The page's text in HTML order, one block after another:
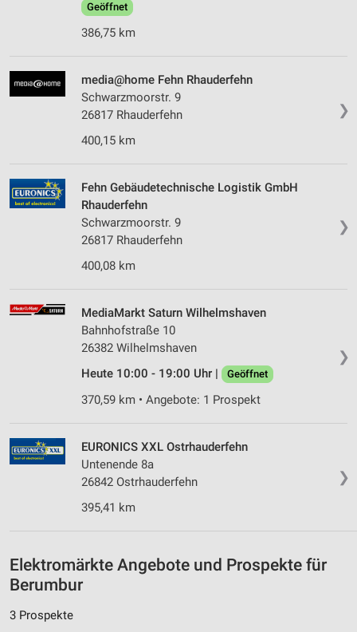
Geöffnet
386,75 km
❯
media@home Fehn Rhauderfehn
Schwarzmoorstr. 9
26817 Rhauderfehn
400,15 km
❯
Fehn Gebäudetechnische Logistik GmbH
Rhauderfehn
Schwarzmoorstr. 9
26817 Rhauderfehn
400,08 km
❯
MediaMarkt Saturn Wilhelmshaven
Bahnhofstraße 10
26382 Wilhelmshaven
Heute 10:00 - 19:00 Uhr |
Geöffnet
370,59 km • Angebote: 1 Prospekt
❯
EURONICS XXL Ostrhauderfehn
Untenende 8a
26842 Ostrhauderfehn
395,41 km
Elektromärkte Angebote und Prospekte für
Berumbur
3 Prospekte
Speichern von oder Zugriff auf Informationen
auf einem Endgerät
Werbeanzeigen
Erstellung von Profilen für personalisierte
Erstellung von Profilen zur Personalisierung
von Inhalten
Verwendung von Profilen zur Auswahl
personalisierter Inhalte
Messung der Performance von Inhalten
Analyse von Zielgruppen durch Statistiken oder
Kombinationen von Daten aus verschiedenen
Verwendung reduzierter Daten zur Auswahl von
Inhalten
IAB-Besonderheiten:
Verwendung genauer Standortdaten
Informationen identifizieren
Nicht-IAB-Verarbeitungszwecke:
Notwendig